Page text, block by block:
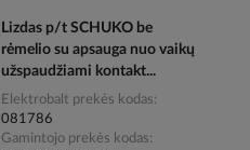
Lizdas p/t SCHUKO be
rėmelio su apsauga nuo vaikų
užspaudžiami kontakt...
Elektrobalt prekės kodas
081786
Gamintojo prekės kodas